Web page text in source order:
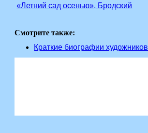
­«Летний сад осенью», Бродский
Смотрите также:
Краткие биографии художников